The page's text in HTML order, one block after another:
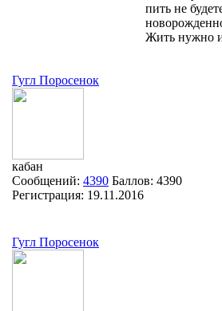
пить не
Жить нужно
Гугл Поросенок
кабан
Сообщений: 4390 Баллов: 4390
Регистрация: 19.11.2016
Гугл Поросенок